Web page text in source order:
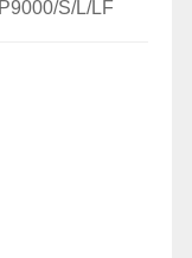
S/L/LF